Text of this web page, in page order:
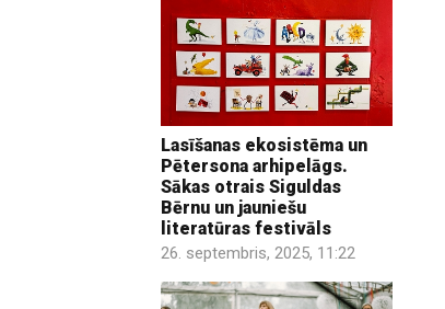
Lasīšanas ekosistēma un
Pētersona arhipelāgs.
Sākas otrais Siguldas
Bērnu un jauniešu
literatūras festivāls
26. septembris, 2025, 11:22